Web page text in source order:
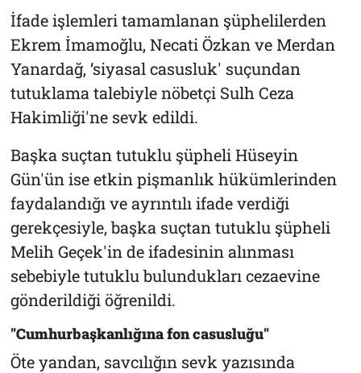
İfade işlemleri tamamlanan şüphelilerden
Ekrem İmamoğlu, Necati Özkan ve Merdan
Yanardağ, ‘siyasal casusluk' suçundan
tutuklama talebiyle nöbetçi Sulh Ceza
Hakimliği'ne sevk edildi.
Başka suçtan tutuklu şüpheli Hüseyin
Gün'ün ise etkin pişmanlık hükümlerinden
faydalandığı ve ayrıntılı ifade verdiği
gerekçesiyle, başka suçtan tutuklu şüpheli
Melih Geçek'in de ifadesinin alınması
sebebiyle tutuklu bulundukları cezaevine
gönderildiği öğrenildi.
"Cumhurbaşkanlığına fon casusluğu"
Öte yandan, savcılığın sevk yazısında